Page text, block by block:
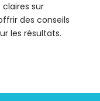
sur
des conseils
les résultats.